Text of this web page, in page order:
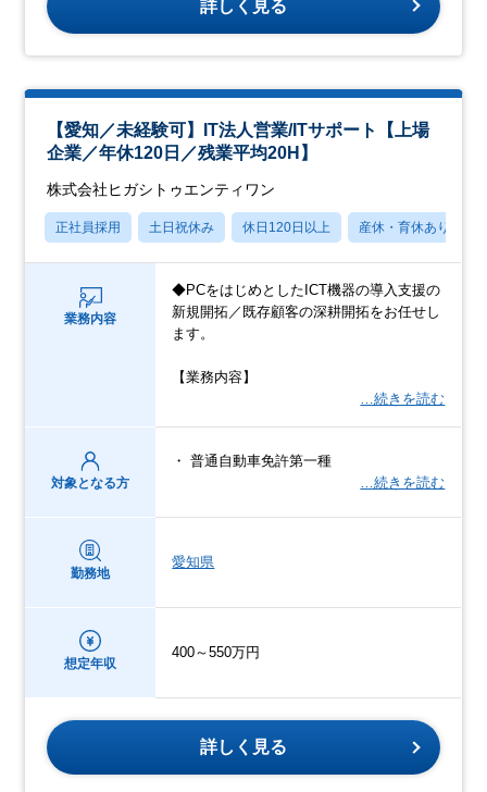
詳しく見る
【愛知／未経験可】IT法人営業/ITサポート【上場
企業／年休120日／残業平均20H】
株式会社ヒガシトゥエンティワン
正社員採用 土日祝休み 休日120日以上 産休・育休あり
業務内容
◆PCをはじめとしたICT機器の導入支援の
新規開拓／既存顧客の深耕開拓をお任せし
ます。
【業務内容】
…続きを読む
対象となる方
・ 普通自動車免許第一種
…続きを読む
勤務地
愛知県
想定年収
400～550万円
詳しく見る